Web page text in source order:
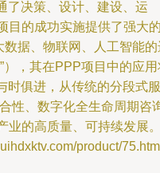
了决策、设计、建设、运
目的成功实施提供了强大
据、物联网、人工智能的
），其在PPP项目中的应
时俱进，从传统的分段式服
性、数字化全生命周期咨
业的高质量、可持续发展
product/